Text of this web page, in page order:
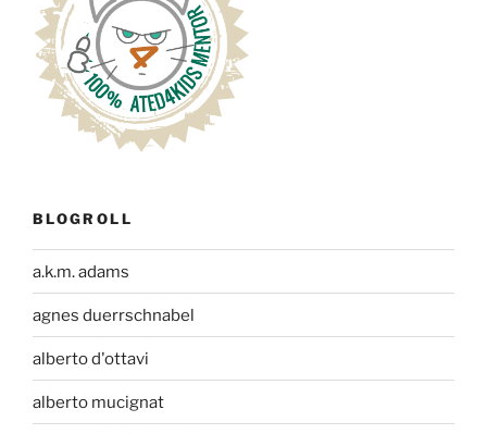
BLOGROLL
a.k.m. adams
agnes duerrschnabel
alberto d'ottavi
alberto mucignat